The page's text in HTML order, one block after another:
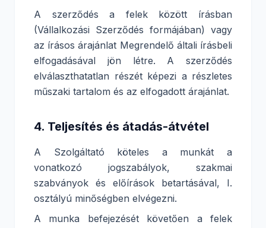
A szerződés a felek között írásban
(Vállalkozási Szerződés formájában) vagy
az írásos árajánlat Megrendelő általi írásbeli
elfogadásával jön létre. A szerződés
elválaszthatatlan részét képezi a részletes
műszaki tartalom és az elfogadott árajánlat.
4. Teljesítés és átadás-átvétel
A Szolgáltató köteles a munkát a
vonatkozó jogszabályok, szakmai
szabványok és előírások betartásával, I.
osztályú minőségben elvégezni.
A munka befejezését követően a felek